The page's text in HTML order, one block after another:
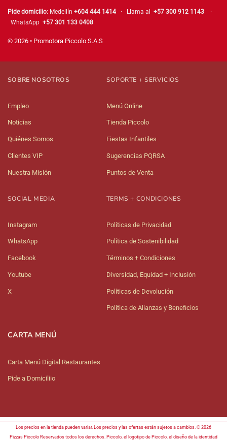
Pide domicilio: Medellín +604 444 1414 · Llama al +57 300 912 1143
·
WhatsApp +57 301 133 0408
© 2026 • Promotora Piccolo S.A.S
SOBRE NOSOTROS
Empleo
Noticias
Quiénes Somos
Clientes VIP
Nuestra Misión
SOPORTE + SERVICIOS
Menú Online
Tienda Piccolo
Fiestas Infantiles
Sugerencias PQRSA
Puntos de Venta
SOCIAL MEDIA
Instagram
WhatsApp
Facebook
Youtube
X
TERMS + CONDICIONES
Políticas de Privacidad
Política de Sostenibilidad
Términos + Condiciones
Diversidad, Equidad + Inclusión
Políticas de Devolución
Política de Alianzas y Beneficios
CARTA MENÚ
Carta Menú Digital Restaurantes
Pide a Domiciliio
Los precios en la tienda pueden variar. Los precios y las ofertas están sujetos a cambios. © 2026
Pizzas Piccolo Reservados todos los derechos. Piccolo, el logotipo de Piccolo, el diseño de la identidad